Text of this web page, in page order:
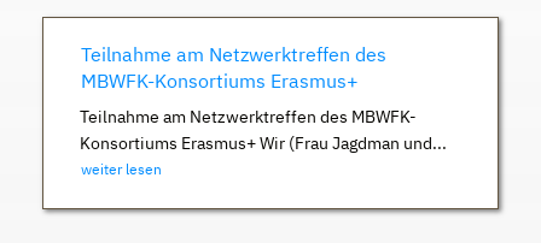
Teilnahme am Netzwerktreffen des
MBWFK-Konsortiums Erasmus+
Teilnahme am Netzwerktreffen des MBWFK-
Konsortiums Erasmus+ Wir (Frau Jagdman und...
weiter lesen